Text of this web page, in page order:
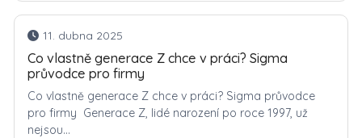
11. dubna 2025
Co vlastně generace Z chce v práci? Sigma
průvodce pro firmy
Co vlastně generace Z chce v práci? Sigma průvodce
pro firmy Generace Z, lidé narození po roce 1997, už
nejsou...